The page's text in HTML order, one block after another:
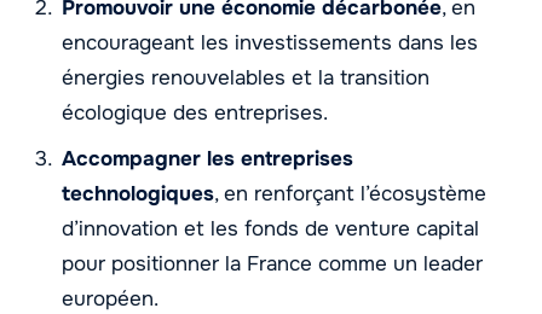
Promouvoir une économie décarbonée, en
encourageant les investissements dans les
énergies renouvelables et la transition
écologique des entreprises.
Accompagner les entreprises
technologiques, en renforçant l’écosystème
d’innovation et les fonds de venture capital
pour positionner la France comme un leader
européen.